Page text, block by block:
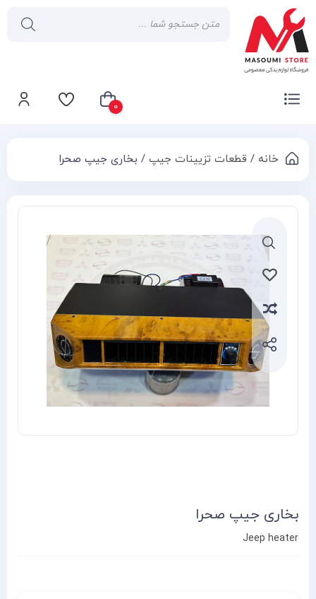
0
سبد خرید شما خالی است خانه / قطعات تزیینات جیپ / بخاری جیپ صحرا
بخاری جیپ صحرا
Jeep heater